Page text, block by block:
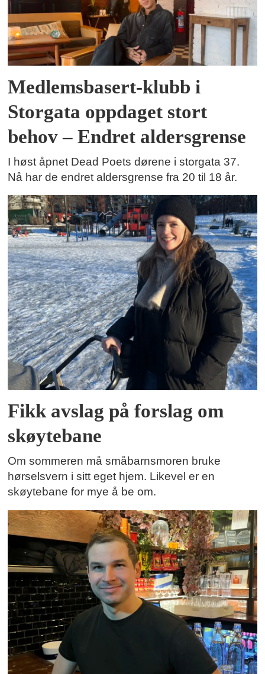
Medlemsbasert-klubb i
Storgata oppdaget stort
behov – Endret aldersgrense
I høst åpnet Dead Poets dørene i storgata 37.
Nå har de endret aldersgrense fra 20 til 18 år.
Fikk avslag på forslag om
skøytebane
Om sommeren må småbarnsmoren bruke
hørselsvern i sitt eget hjem. Likevel er en
skøytebane for mye å be om.